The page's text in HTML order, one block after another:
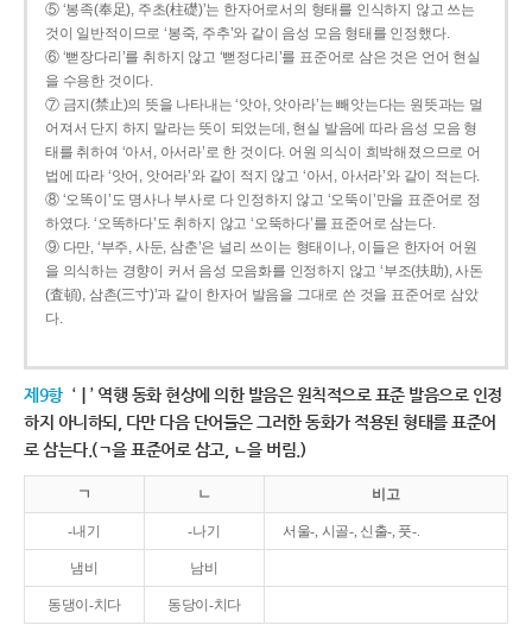
⑤ ‘봉족(奉足), 주초(柱礎)’는 한자어로서의 형태를 인식하지 않고 쓰는
것이 일반적이므로 ‘봉죽, 주추’와 같이 음성 모음 형태를 인정했다.
⑥ ‘뻗장다리’를 취하지 않고 ‘뻗정다리’를 표준어로 삼은 것은 언어 현실
을 수용한 것이다.
⑦ 금지(禁止)의 뜻을 나타내는 ‘앗아, 앗아라’는 빼앗는다는 원뜻과는 멀
어져서 단지 하지 말라는 뜻이 되었는데, 현실 발음에 따라 음성 모음 형
태를 취하여 ‘아서, 아서라’로 한 것이다. 어원 의식이 희박해졌으므로 어
법에 따라 ‘앗어, 앗어라’와 같이 적지 않고 ‘아서, 아서라’와 같이 적는다.
⑧ ‘오똑이’도 명사나 부사로 다 인정하지 않고 ‘오뚝이’만을 표준어로 정
하였다. ‘오똑하다’도 취하지 않고 ‘오뚝하다’를 표준어로 삼는다.
⑨ 다만, ‘부주, 사둔, 삼춘’은 널리 쓰이는 형태이나, 이들은 한자어 어원
을 의식하는 경향이 커서 음성 모음화를 인정하지 않고 ‘부조(扶助), 사돈
(査頓), 삼촌(三寸)’과 같이 한자어 발음을 그대로 쓴 것을 표준어로 삼았
다.
제9항 ‘ㅣ’ 역행 동화 현상에 의한 발음은 원칙적으로 표준 발음으로 인정
하지 아니하되, 다만 다음 단어들은 그러한 동화가 적용된 형태를 표준어
로 삼는다.(ㄱ을 표준어로 삼고, ㄴ을 버림.)
ㄱ ㄴ 비고
-내기 -나기 서울-, 시골-, 신출-, 풋-.
냄비 남비
동댕이-치다 동당이-치다